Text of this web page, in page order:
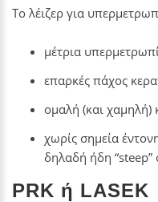
Το λέιζερ για
μέτρια
επαρκές πάχος
ομαλή (και χαμηλή)
χωρίς σημεία
δηλαδή ήδη “steep”
PRK ή LASEK